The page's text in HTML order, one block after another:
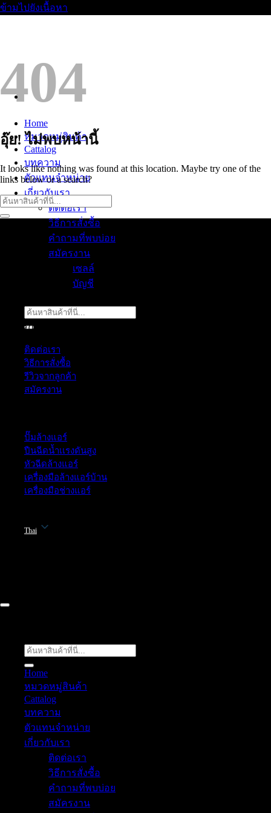
ข้ามไปยังเนื้อหา
Home
หมวดหมู่สินค้า
Cattalog
บทความ
ตัวแทนจำหน่าย
เกี่ยวกับเรา
ติดต่อเรา
วิธีการสั่งซื้อ
คำถามที่พบบ่อย
สมัครงาน
เซลล์
บัญชี
Thai
Thai
404
อุ๊ย! ไม่พบหน้านี้
It looks like nothing was found at this location. Maybe try one of the
links below or a search?
ฝ่ายบริการลูกค้า
ติดต่อเรา
วิธีการสั่งซื้อ
รีวิวจากลูกค้า
สมัครงาน
ปั๊มล้างแอร์
ปืนฉีดน้ำเเรงดันสูง
หัวฉีดล้างแอร์
เครื่องมือล้างแอร์บ้าน
เครื่องมือช่างแอร์
Home
หมวดหมู่สินค้า
Cattalog
บทความ
ตัวแทนจำหน่าย
เกี่ยวกับเรา
ติดต่อเรา
วิธีการสั่งซื้อ
คำถามที่พบบ่อย
สมัครงาน